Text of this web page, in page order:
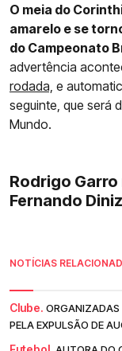
O meia do
amarelo e se
do Campeonato
advertência
rodada, e
seguinte, que será
Mundo.
Rodrigo
Fernando Diniz
NOTÍCIAS
Clube.
PELA EXPULSÃO DE